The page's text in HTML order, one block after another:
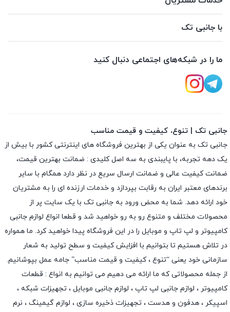
با جانبی تک
ما را در شبکه‌های اجتماعی دنبال کنید
جانبی تک | تنوع، کیفیت و قیمت مناسب
جانبی تک به عنوان یکی از بهترین فروشگاه های اینترنتی کشور با بیش از
یک دهه تجربه، با پایبندی به سه اصل کلیدی : ضمانت بهترین قیمت،
ضمانت کیفیت عالی و ضمانت ارسال سریع در نظر دارد همگام با سایر
برندهای معتبر ایران به رقابت بپردازد و خدمات ارزنده ای را به مشتریان
خود ارائه دهد. شما به محض ورود به جانبی تک با یک سایت پر از
محصولات مختلف و متنوع رو به رو خواهید شد و قطعا انواع لوازم جانبی
کامپیوتر و لپ تاپ و موبایل را در این فروشگاه پیدا خواهید کرد. ما همواره
در تلاش هستیم تا بتوانیم با افزایش کیفیت و سطح تولید به شعار
سازمانی خود یعنی “تنوع ، کیفیت و قیمت مناسب” جامه عمل بپوشانیم.
از جمله محصولاتی که ما ارائه می دهیم می توانیم به انواع : قطعات
کامپیوتر ، لوازم جانبی لپ تاپ ، لوازم جانبی موبایل ، تجهیزات شبکه ،
اسپیکر ، هدفون و هدست ، تجهیزات ذخیره سازی ، لوازم گیمینگ ، نرم